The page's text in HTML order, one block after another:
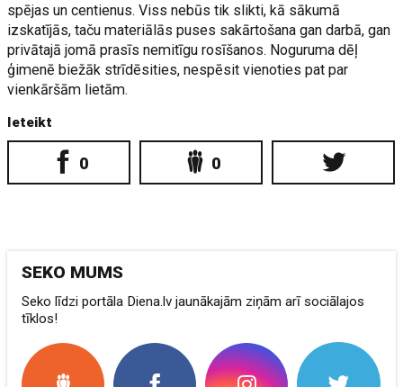
spējas un centienus. Viss nebūs tik slikti, kā sākumā
izskatījās, taču materiālās puses sakārtošana gan darbā, gan
privātajā jomā prasīs nemitīgu rosīšanos. Noguruma dēļ
ģimenē biežāk strīdēsities, nespēsit vienoties pat par
vienkāršām lietām.
Ieteikt
0 0
SEKO MUMS
Seko līdzi portāla Diena.lv jaunākajām ziņām arī sociālajos
tīklos!